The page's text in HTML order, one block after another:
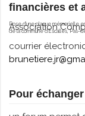
Pose d'une plaque mémorielle
de la commune d'Escalles, Pas-
financières et
Association
courrier
Pour